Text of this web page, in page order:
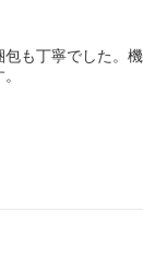
も丁寧でした。